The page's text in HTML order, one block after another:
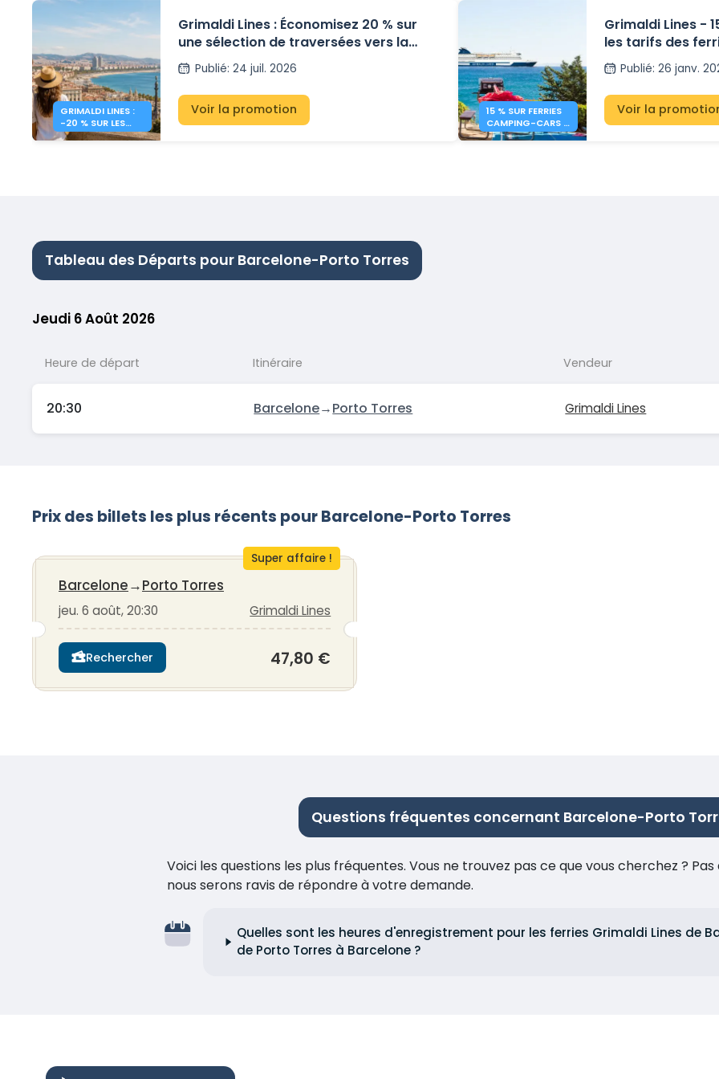
GRIMALDI LINES :
-20 % SUR LES
FERRIES EN
Grimaldi Lines : Économisez 20 % sur
une sélection de traversées vers la
Sardaigne, la Sicile et l’Espagne
Publié: 24 juil. 2026
Voir la promotion
15 % SUR FERRIES
CAMPING-CARS –
GRIMALDI LINES
Grimaldi Lines -
les tarifs des
cars et les
Publié:26 janv.
Voir la
Tableau des Départs pour Barcelone-Porto Torres
Jeudi 6 Août 2026
Heure de départ Itinéraire Vendeur
20:30 Barcelone→Porto Torres Grimaldi Lines
Prix des billets les plus récents pour Barcelone-Porto Torres
Super affaire !
Barcelone→Porto Torres
jeu. 6 août, 20:30 Grimaldi Lines
Rechercher 47,80 €
Questions fréquentes concernant Barcelone-Porto
Voici les questions les plus fréquentes. Vous ne trouvez pas ce que vous cherchez ?
nous serons ravis de répondre à votre demande.
Quelles sont les heures d'enregistrement pour les ferries Grimaldi Lines de
de Porto Torres à Barcelone ?